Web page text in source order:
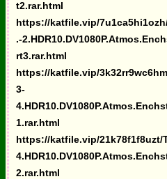
t2.rar.html
https://katfile.vip/
.-
rt3.rar.html
https://katfile.vip/
3-
1.rar.html
https://katfile.vip/21k78f1f8uzt/
2.rar.html